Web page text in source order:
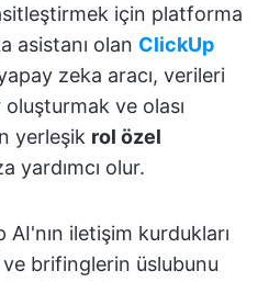
için platforma
asistanı olan ClickUp
zeka aracı, verileri
ve olası
yerleşik rol özel
yardımcı olur.
iletişim kurdukları
brifinglerin üslubunu